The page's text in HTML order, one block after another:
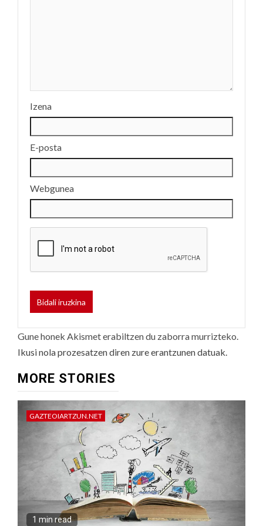
Izena
E-posta
Webgunea
Gune honek Akismet erabiltzen du zaborra murrizteko.
Ikusi nola prozesatzen diren zure erantzunen datuak.
MORE STORIES
GAZTEOIARTZUN.NET
1 min read